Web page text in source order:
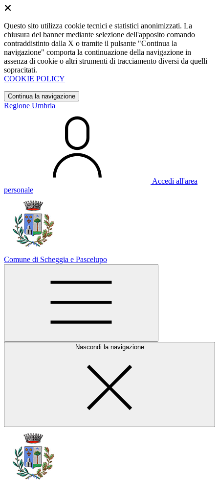
Questo sito utilizza cookie tecnici e statistici anonimizzati. La
chiusura del banner mediante selezione dell'apposito comando
contraddistinto dalla X o tramite il pulsante "Continua la
navigazione" comporta la continuazione della navigazione in
assenza di cookie o altri strumenti di tracciamento diversi da quelli
sopracitati.
COOKIE POLICY
Continua la navigazione
Regione Umbria
Accedi all'area
personale
Comune di Scheggia e Pascelupo
Nascondi la navigazione